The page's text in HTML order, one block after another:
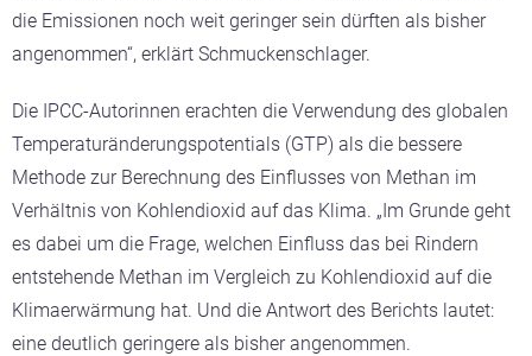
die Emissionen noch weit geringer sein dürften als bisher
angenommen“, erklärt Schmuckenschlager.
Die IPCC-Autorinnen erachten die Verwendung des globalen
Temperaturänderungspotentials (GTP) als die bessere
Methode zur Berechnung des Einflusses von Methan im
Verhältnis von Kohlendioxid auf das Klima. „Im Grunde geht
es dabei um die Frage, welchen Einfluss das bei Rindern
entstehende Methan im Vergleich zu Kohlendioxid auf die
Klimaerwärmung hat. Und die Antwort des Berichts lautet:
eine deutlich geringere als bisher angenommen.